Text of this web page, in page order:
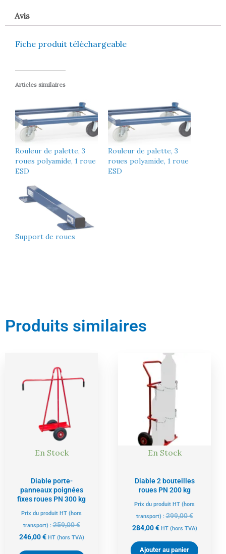
Avis
Fiche produit téléchargeable
Articles similaires
Rouleur de palette, 3
roues polyamide, 1 roue
ESD
Rouleur de palette, 3
roues polyamide, 1 roue
ESD
Support de roues
Produits similaires
En Stock
Diable porte-
panneaux poignées
fixes roues PN 300 kg
Prix du produit HT (hors
transport) :259,00€
initial
246,00€
prix
actuel
est :
246,00 €.
HT (hors TVA)
En Stock
Diable 2 bouteilles
roues PN 200 kg
Prix du produit HT (hors
transport) :299,00€
284,00€
Le
actuel
est :
HT (hors TVA)
Ajouter au panier